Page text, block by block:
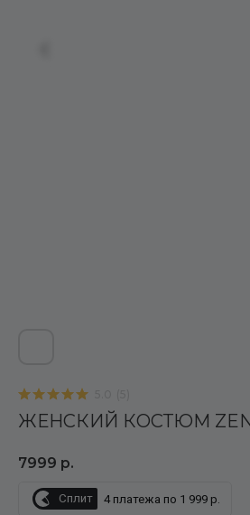
ЖЕНСКИЙ КОСТЮМ
7999 р.
Сплит 4 платежа по 1 999 р.